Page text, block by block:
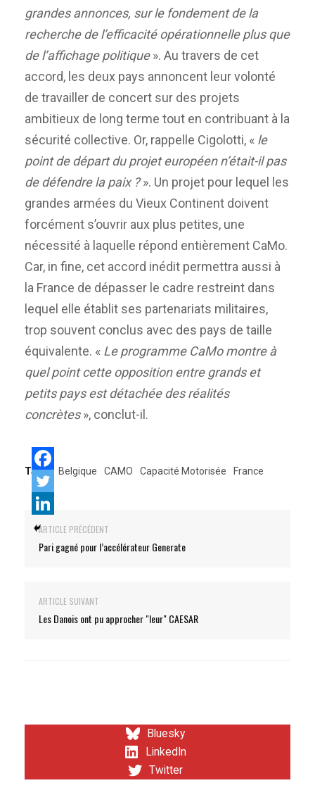
grandes annonces, sur le fondement de la
recherche de l’efficacité opérationnelle plus que
de l’affichage politique». Au travers de cet
accord, les deux pays annoncent leur volonté
de travailler de concert sur des projets
ambitieux de long terme tout en contribuant à la
sécurité collective. Or, rappelle Cigolotti, « le
point de départ du projet européen n’était-il pas
de défendre la paix ?». Un projet pour lequel les
grandes armées du Vieux Continent doivent
forcément s’ouvrir aux plus petites, une
nécessité à laquelle répond entièrement CaMo.
Car, in fine, cet accord inédit permettra aussi à
la France de dépasser le cadre restreint dans
lequel elle établit ses partenariats militaires,
trop souvent conclus avec des pays de taille
équivalente. « Le programme CaMo montre à
quel point cette opposition entre grands et
petits pays est détachée des réalités
concrètes», conclut-il.
Tags: Belgique CAMO Capacité Motorisée France
ARTICLE PRÉCÉDENT
Pari gagné pour l’accélérateur Generate
ARTICLE SUIVANT
Les Danois ont pu approcher "leur" CAESAR
Bluesky
LinkedIn
Twitter